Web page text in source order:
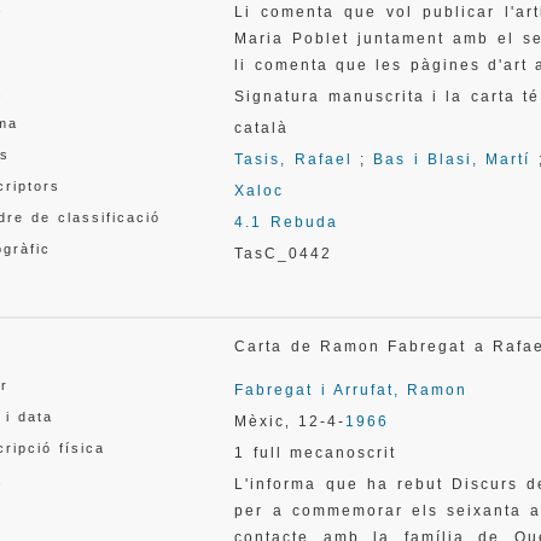
Li comenta que vol publicar
Maria Poblet juntament amb el
li comenta que les pàgines d'art
Signatura manuscrita i la carta
català
Tasis, Rafael ; Bas i Blasi, Martí
Xaloc
de classificació 4.1 Rebuda
TasC_0442
Carta de Ramon Fabregat a
Fabregat i Arrufat, Ramon
i data Mèxic 12-4- 1966
física 1 full mecanoscrit
L'informa que ha rebut Discurs
per a commemorar els seixanta
contacte amb la família de